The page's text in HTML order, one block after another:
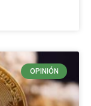
OPINIÓN